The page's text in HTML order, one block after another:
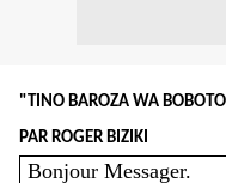
"TINO BAROZA WA
PAR ROGER BIZIKI
Bonjour Messager.